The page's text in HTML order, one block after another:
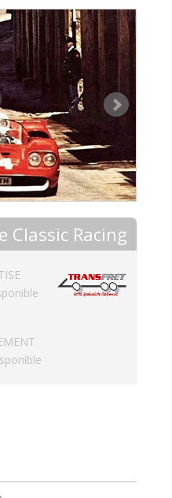
Classic Racing